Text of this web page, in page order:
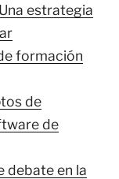
estrategia
formación
de
de
debate en la